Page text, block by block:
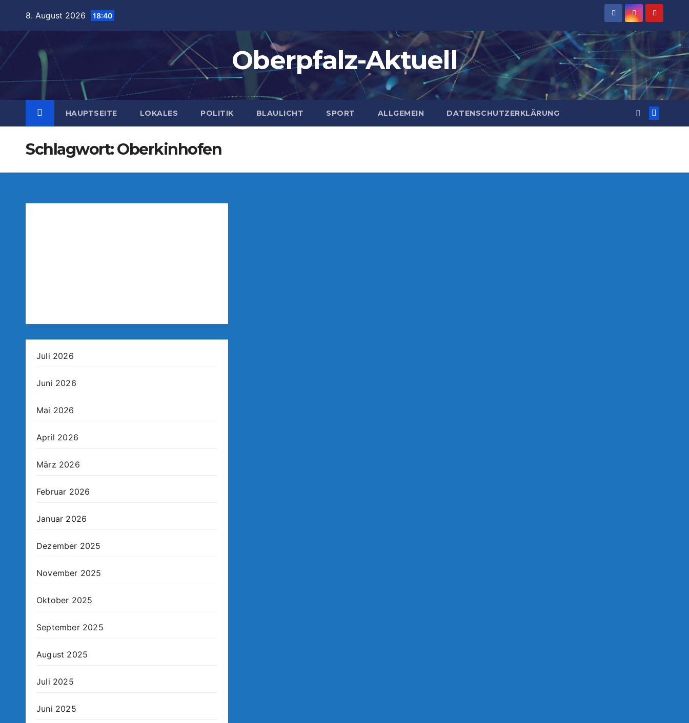
springen
8. August 2026 18:40
Oberpfalz-Aktuell
HAUPTSEITE LOKALES POLITIK BLAULICHT SPORT ALLGEMEIN DATENSCHUTZERKLÄRUNG
Schlagwort:Oberkinhofen
Juli 2026
Juni 2026
Mai 2026
April 2026
März 2026
Februar 2026
Januar 2026
Dezember 2025
November 2025
Oktober 2025
September 2025
August 2025
Juli 2025
Juni 2025